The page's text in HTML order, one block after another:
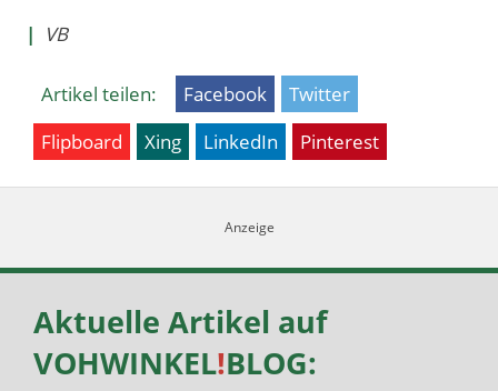
| VB
Artikel teilen: Facebook
Twitter
Flipboard
Xing LinkedIn Pinterest
Aktuelle Artikel auf
VOHWINKEL!BLOG: